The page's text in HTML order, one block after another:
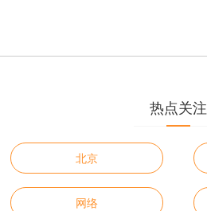
热点关注
北京
网络